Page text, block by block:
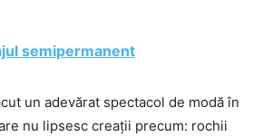
semipermanent
un adevărat spectacol de modă în
nu lipsesc creații precum: rochii